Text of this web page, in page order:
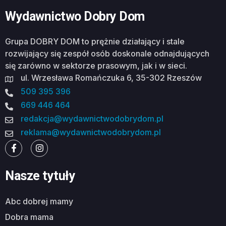
Wydawnictwo Dobry Dom
Grupa DOBRY DOM to prężnie działający i stale
rozwijający się zespół osób doskonale odnajdujących
się zarówno w sektorze prasowym, jak i w sieci.
ul. Wrzesława Romańczuka 6, 35-302 Rzeszów
509 395 396
669 446 464
redakcja@wydawnictwodobrydom.pl
reklama@wydawnictwodobrydom.pl
Nasze tytuły
abc dobrej mamy
dobra mama